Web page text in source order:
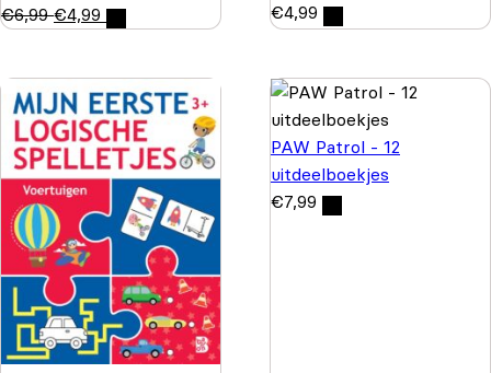
€6,99 €4,99
€4,99
PAW Patrol - 12
uitdeelboekjes
€7,99